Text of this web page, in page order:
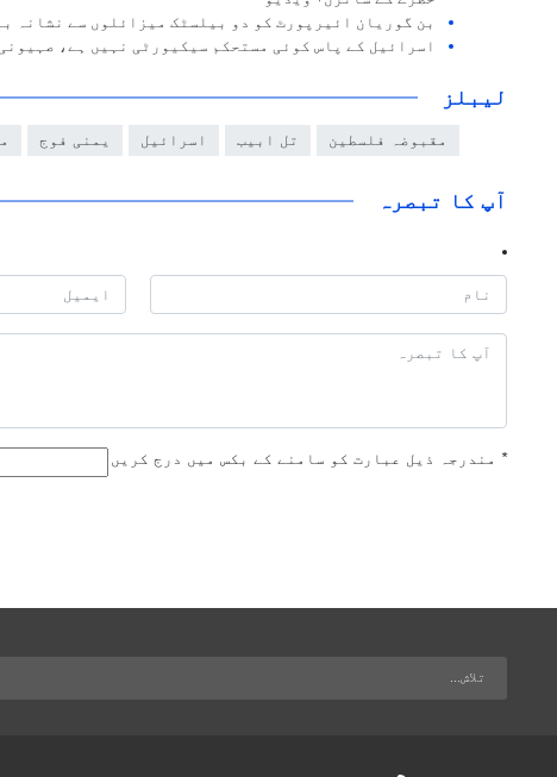
بن گوریان ائیرپورٹ کو دو بیلسٹک میزائلوں سے نشانہ
اسرائیل کے پاس کوئی مستحکم سیکیورٹی نہیں ہے،
لیبلز
مقبوضہ فلسطین تل ابیب اسرائیل یمنی فوج
آپ کا تبصرہ
* مندرجہ ذیل عبارت کو سامنے کے بکس میں درج کریں